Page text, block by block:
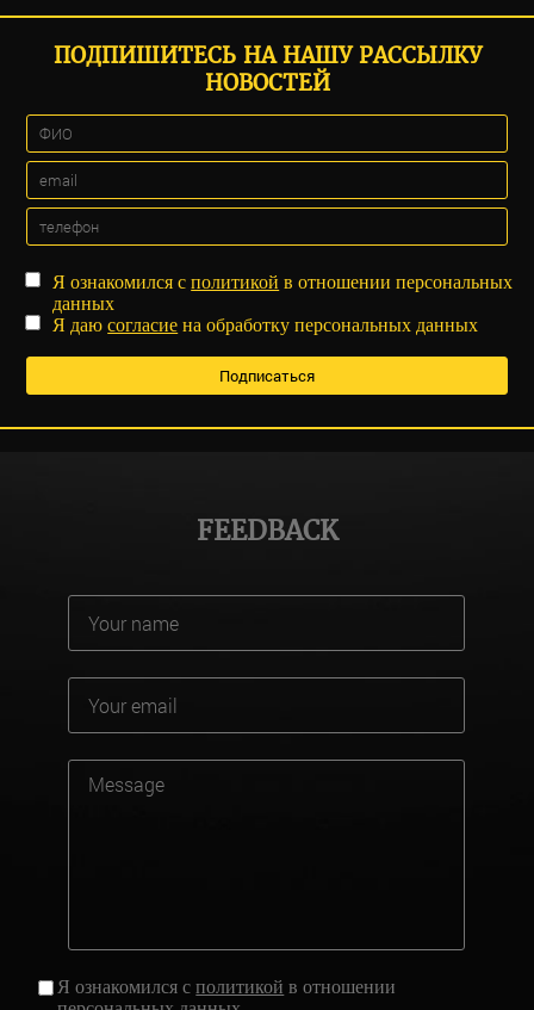
ПОДПИШИТЕСЬ НА НАШУ РАССЫЛКУ
НОВОСТЕЙ
Я ознакомился сполитикой в отношении персональных
данных
Я даюсогласие на обработку персональных данных
FEEDBACK
Я ознакомился сполитикой в отношении